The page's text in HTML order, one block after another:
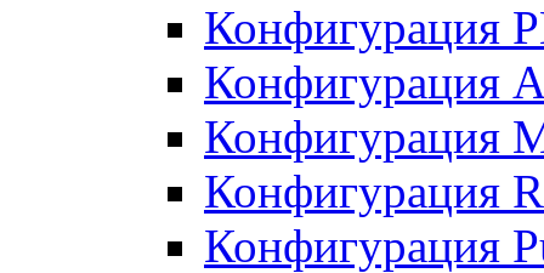
Конфигурация
Конфигурация
Конфигурация
Конфигурация
Конфигурация